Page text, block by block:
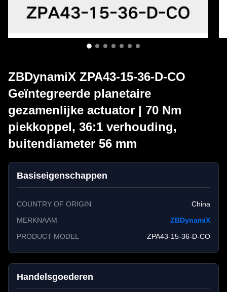
ZBDynamiX ZPA43-15-36-D-CO
Geïntegreerde planetaire
gezamenlijke actuator | 70 Nm
piekkoppel, 36:1 verhouding,
buitendiameter 56 mm
Basiseigenschappen
COUNTRY OF ORIGIN
China
MERKNAAM
ZBDynamiX
PRODUCT MODEL
ZPA43-15-36-D-CO
Handelsgoederen